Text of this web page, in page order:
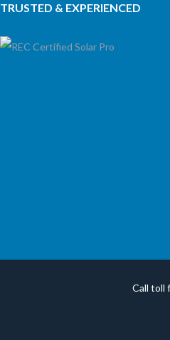
TRUSTED & EXPERIENCED
Call toll